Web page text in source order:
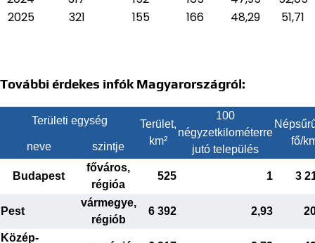
2025
321 155 166 48,29 51,71
További érdekes infók Magyarországról:
Területi egység
Terület,
km²
100
négyzetkilométerre
jutó település
fő/
neve szintje
Budapest
főváros,
régióa
525 1 3
Pest
vármegye,
régiób
6 392 2,93
Közép-